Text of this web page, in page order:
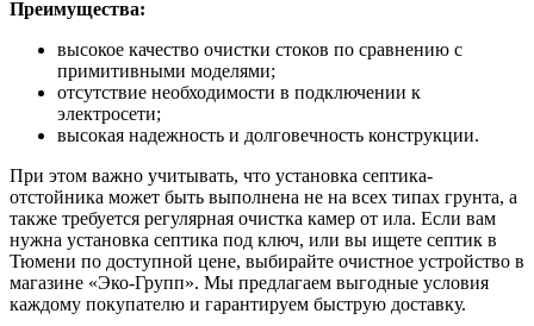
Преимущества:
высокое качество очистки стоков по сравнению с
примитивными моделями;
отсутствие необходимости в подключении к
электросети;
высокая надежность и долговечность конструкции.
При этом важно учитывать, что установка септика-
отстойника может быть выполнена не на всех типах грунта, а
также требуется регулярная очистка камер от ила. Если вам
нужна установка септика под ключ, или вы ищете септик в
Тюмени по доступной цене, выбирайте очистное устройство в
магазине «Эко-Групп». Мы предлагаем выгодные условия
каждому покупателю и гарантируем быструю доставку.